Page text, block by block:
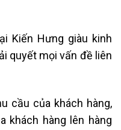
Kiến Hưng giàu kinh
quyết mọi vấn đề liên
cầu của khách hàng,
khách hàng lên hàng